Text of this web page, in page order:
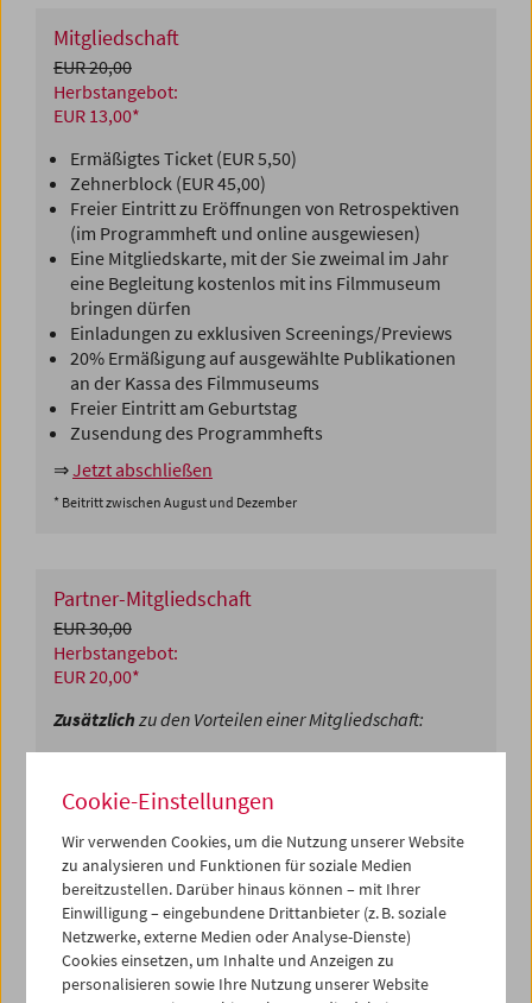
Mitgliedschaft
EUR 20,00
Herbstangebot:
EUR 13,00*
Ermäßigtes Ticket (EUR 5,50)
Zehnerblock (EUR 45,00)
Freier Eintritt zu Eröffnungen von Retrospektiven
(im Programmheft und online ausgewiesen)
Eine Mitgliedskarte, mit der Sie zweimal im Jahr
eine Begleitung kostenlos mit ins Filmmuseum
bringen dürfen
Einladungen zu exklusiven Screenings/Previews
20% Ermäßigung auf ausgewählte Publikationen
an der Kassa des Filmmuseums
Freier Eintritt am Geburtstag
Zusendung des Programmhefts
⇒Jetzt abschließen
* Beitritt zwischen August und Dezember
Partner-Mitgliedschaft
EUR 30,00
Herbstangebot:
EUR 20,00*
Zusätzlich zu den Vorteilen einer Mitgliedschaft:
Freier Eintritt zu ausgewählten Vorstellungen für
Jetzt abschließen
* Beitritt zwischen August und Dezember
Fördernde Mitgliedschaft
Cookie-Einstellungen
Wir verwenden Cookies, um die Nutzung unserer Website
zu analysieren und Funktionen für soziale Medien
bereitzustellen. Darüber hinaus können – mit Ihrer
Einwilligung – eingebundene Drittanbieter (z. B. soziale
Netzwerke, externe Medien oder Analyse-Dienste)
Cookies einsetzen, um Inhalte und Anzeigen zu
personalisieren sowie Ihre Nutzung unserer Website